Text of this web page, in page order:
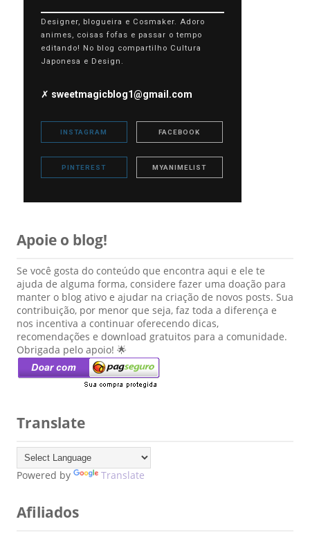
Designer, blogueira e Cosmaker. Adoro
animes, coisas fofas e passar o tempo
editando! No blog compartilho Cultura
Japonesa e Design.
✗ sweetmagicblog1@gmail.com
INSTAGRAM FACEBOOK
PINTEREST MYANIMELIST
Apoie o blog!
Se você gosta do conteúdo que encontra aqui e ele te
ajuda de alguma forma, considere fazer uma doação para
manter o blog ativo e ajudar na criação de novos posts. Sua
contribuição, por menor que seja, faz toda a diferença e
nos incentiva a continuar oferecendo dicas,
recomendações e download gratuitos para a comunidade.
Obrigada pelo apoio! 🌟
Translate
Powered by Translate
Afiliados